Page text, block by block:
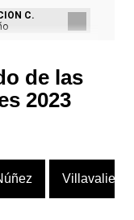
C.
de las
2023
Villavaliente